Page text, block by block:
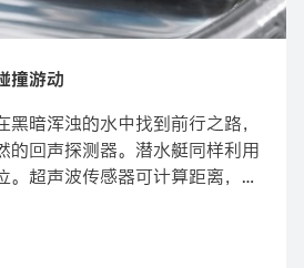
撞游动
暗浑浊的水中找到前行之路，
的回声探测器。潜水艇同样利用
。超声波传感器可计算距离，甚
的距离。BionicFinWave 集所
于安装有超声波传感器，这款